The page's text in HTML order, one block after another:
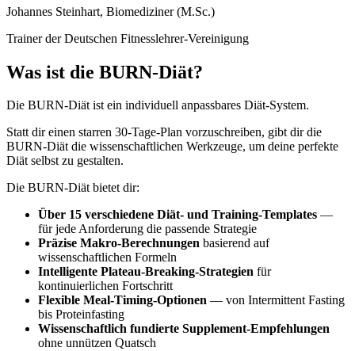
Johannes Steinhart, Biomediziner (M.Sc.)
Trainer der Deutschen Fitnesslehrer-Vereinigung
Was ist die BURN-Diät?
Die BURN-Diät ist ein individuell anpassbares Diät-System.
Statt dir einen starren 30-Tage-Plan vorzuschreiben, gibt dir die
BURN-Diät die wissenschaftlichen Werkzeuge, um deine perfekte
Diät selbst zu gestalten.
Die BURN-Diät bietet dir:
Über 15 verschiedene Diät- und Training-Templates —
für jede Anforderung die passende Strategie
Präzise Makro-Berechnungen basierend auf
wissenschaftlichen Formeln
Intelligente Plateau-Breaking-Strategien für
kontinuierlichen Fortschritt
Flexible Meal-Timing-Optionen — von Intermittent Fasting
bis Proteinfasting
Wissenschaftlich fundierte Supplement-Empfehlungen
ohne unnützen Quatsch